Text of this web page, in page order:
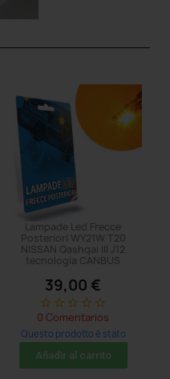
Lampade Led Frecce
Posteriori WY21W T20
NISSAN Qashqai III J12
tecnologia CANBUS
39,00 €
star_border star_border star_border star_border star_border
0 Comentarios
Questo prodotto è stato
acquistato: 8 times
Añadir al carrito